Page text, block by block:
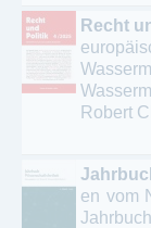
Recht
Robert
en vom